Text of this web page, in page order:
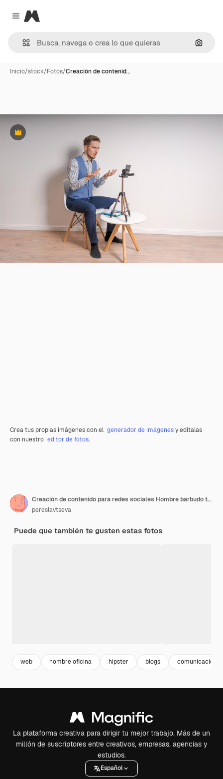
Close menu
Magnific
Inicio/stock/Fotos/Creación de contenid…
Premium
Crea tus propias imágenes con el generador de imágenesy edítalas
con nuestro editor de fotos.
Creación de contenido para redes sociales Hombre barbudo toma video él mismo usando
pereslavtseva
Puede que también te gusten estas fotos
web hombre oficina hipster blogs comunicacion
La plataforma creativa para dirigir tu mejor trabajo. Más de un
millón de suscriptores entre creativos, empresas, agencias y
estudios.
Español